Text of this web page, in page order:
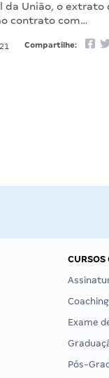
da União, o extrato
contrato com…
Compartilhe:
CURSOS
Exame
Pós-